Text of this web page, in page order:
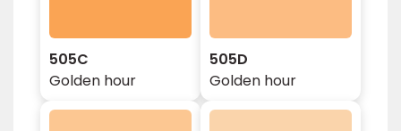
505C
Golden hour
505D
Golden hour